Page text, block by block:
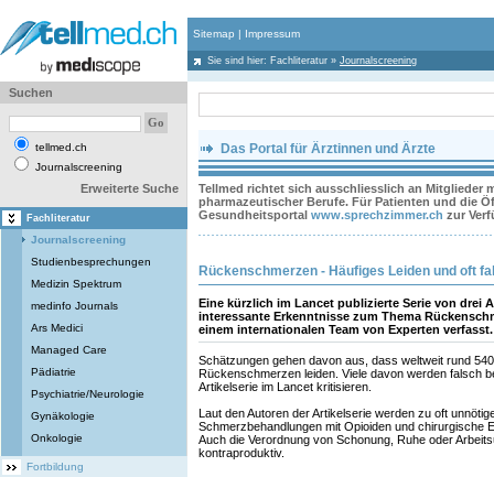
Sitemap | Impressum
Sie sind hier: Fachliteratur » Journalscreening
Suchen
tellmed.ch
Journalscreening
Erweiterte Suche
Fachliteratur
Journalscreening
Studienbesprechungen
Medizin Spektrum
medinfo Journals
Ars Medici
Managed Care
Pädiatrie
Psychiatrie/Neurologie
Gynäkologie
Onkologie
Fortbildung
Das Portal für Ärztinnen und Ärzte
Tellmed richtet sich ausschliesslich an Mitglieder
pharmazeutischer Berufe. Für Patienten und die
Gesundheitsportal www.sprechzimmer.ch zur
Rückenschmerzen - Häufiges Leiden und oft
Eine kürzlich im Lancet publizierte Serie von drei
interessante Erkenntnisse zum Thema
einem internationalen Team von Experten verfasst.
Schätzungen gehen davon aus, dass weltweit rund
Rückenschmerzen leiden. Viele davon werden falsch
Artikelserie im Lancet kritisieren.
Laut den Autoren der Artikelserie werden zu oft
Schmerzbehandlungen mit Opioiden und chirurgische
Auch die Verordnung von Schonung, Ruhe oder
kontraproduktiv.